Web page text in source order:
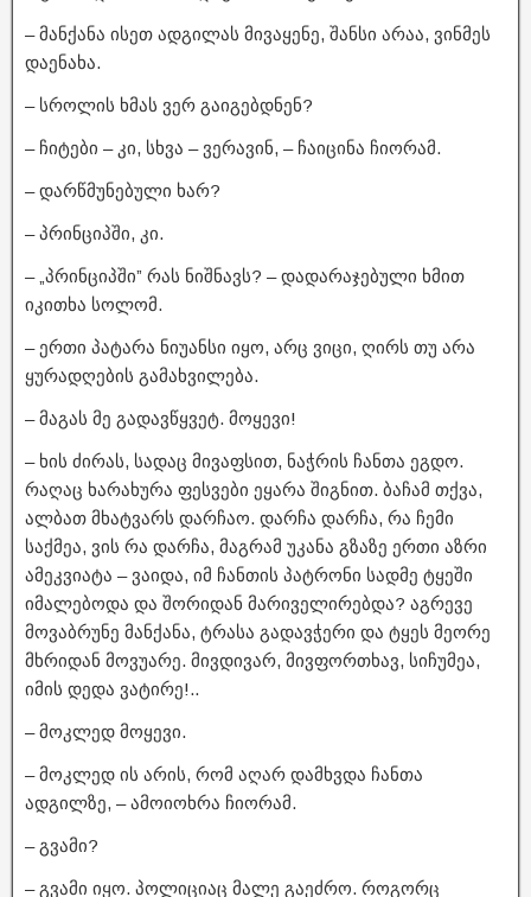
– მანქანა ისეთ ადგილას მივაყენე, შანსი არაა, ვინმეს
დაენახა.
– სროლის ხმას ვერ გაიგებდნენ?
– ჩიტები – კი, სხვა – ვერავინ, – ჩაიცინა ჩიორამ.
– დარწმუნებული ხარ?
– პრინციპში, კი.
– „პრინციპში” რას ნიშნავს? – დადარაჯებული ხმით
იკითხა სოლომ.
– ერთი პატარა ნიუანსი იყო, არც ვიცი, ღირს თუ არა
ყურადღების გამახვილება.
– მაგას მე გადავწყვეტ. მოყევი!
– ხის ძირას, სადაც მივაფსით, ნაჭრის ჩანთა ეგდო.
რაღაც ხარახურა ფესვები ეყარა შიგნით. ბაჩამ თქვა,
ალბათ მხატვარს დარჩაო. დარჩა დარჩა, რა ჩემი
საქმეა, ვის რა დარჩა, მაგრამ უკანა გზაზე ერთი აზრი
ამეკვიატა – ვაიდა, იმ ჩანთის პატრონი სადმე ტყეში
იმალებოდა და შორიდან მარიველირებდა? აგრევე
მოვაბრუნე მანქანა, ტრასა გადავჭერი და ტყეს მეორე
მხრიდან მოვუარე. მივდივარ, მივფორთხავ, სიჩუმეა,
იმის დედა ვატირე!..
– მოკლედ მოყევი.
– მოკლედ ის არის, რომ აღარ დამხვდა ჩანთა
ადგილზე, – ამოიოხრა ჩიორამ.
– გვამი?
– გვამი იყო. პოლიციაც მალე გაეძრო. როგორც